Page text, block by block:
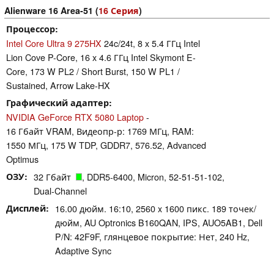
Alienware 16 Area-51 (16 Серия)
Процессор
Intel Core Ultra 9 275HX 24c/24t, 8 x 5.4 ГГц Intel
Lion Cove P-Core, 16 x 4.6 ГГц Intel Skymont E-
Core, 173 W PL2 / Short Burst, 150 W PL1 /
Sustained, Arrow Lake-HX
Графический адаптер
NVIDIA GeForce RTX 5080 Laptop-
16 Гбайт VRAM, Видеопр-р: 1769 МГц, RAM:
1550 МГц, 175 W TDP, GDDR7, 576.52, Advanced
Optimus
ОЗУ 32 Гбайт
, DDR5-6400, Micron, 52-51-51-102,
Dual-Channel
Дисплей
16.00 дюйм. 16:10, 2560 x 1600 пикс. 189 точек/
дюйм, AU Optronics B160QAN, IPS, AUO5AB1, Dell
P/N: 42F9F, глянцевое покрытие: Нет, 240 Hz,
Adaptive Sync